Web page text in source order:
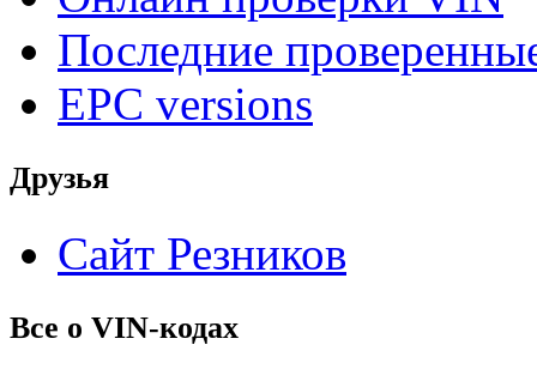
Последние
EPC versions
Друзья
Сайт Резников
Все о VIN-кодах